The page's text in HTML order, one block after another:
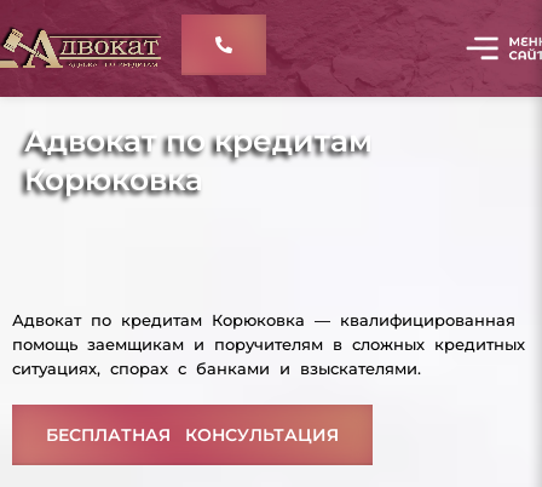
Адвокат по кредитам
Корюковка
Адвокат по кредитам Корюковка — квалифицированная
помощь заемщикам и поручителям в сложных кредитных
ситуациях, спорах с банками и взыскателями.
БЕСПЛАТНАЯ КОНСУЛЬТАЦИЯ